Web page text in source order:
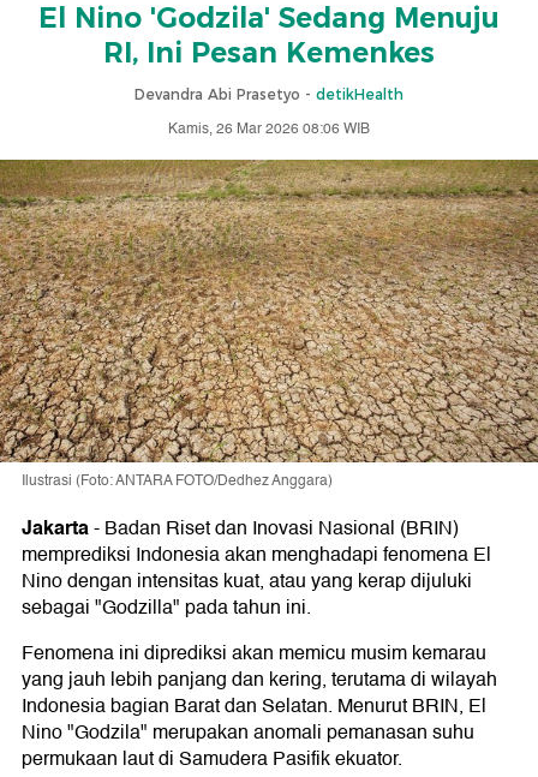
El Nino 'Godzila' Sedang Menuju
RI, Ini Pesan Kemenkes
Devandra Abi Prasetyo - detikHealth
Kamis, 26 Mar 2026 08:06 WIB
Ilustrasi (Foto: ANTARA FOTO/Dedhez Anggara)
Jakarta-Badan Riset dan Inovasi Nasional (BRIN)
memprediksi Indonesia akan menghadapi fenomena El
Nino dengan intensitas kuat, atau yang kerap dijuluki
sebagai "Godzilla" pada tahun ini.
Fenomena ini diprediksi akan memicu musim kemarau
yang jauh lebih panjang dan kering, terutama di wilayah
Indonesia bagian Barat dan Selatan. Menurut BRIN, El
Nino "Godzila" merupakan anomali pemanasan suhu
permukaan laut di Samudera Pasifik ekuator.